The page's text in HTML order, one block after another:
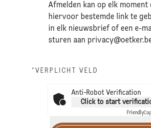
Afmelden kan op elk moment
hiervoor bestemde link te
in elk nieuwsbrief of een e-
sturen aan
*VERPLICHT VELD
Anti-Robot Verification
Click to start
Friendly